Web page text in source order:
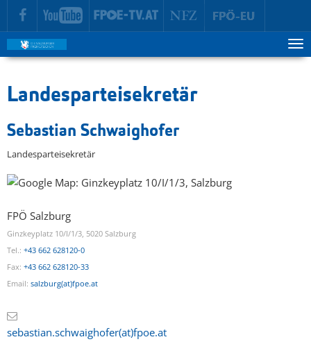
zur Hauptnavigation springen
zum Inhalt springen
Landesparteisekretär
Sebastian Schwaighofer
Landesparteisekretär
FPÖ Salzburg
Ginzkeyplatz 10/I/1/3, 5020 Salzburg
Tel.: +43 662 628120-0
Fax: +43 662 628120-33
Email: salzburg(at)fpoe.at
sebastian.schwaighofer(at)fpoe.at